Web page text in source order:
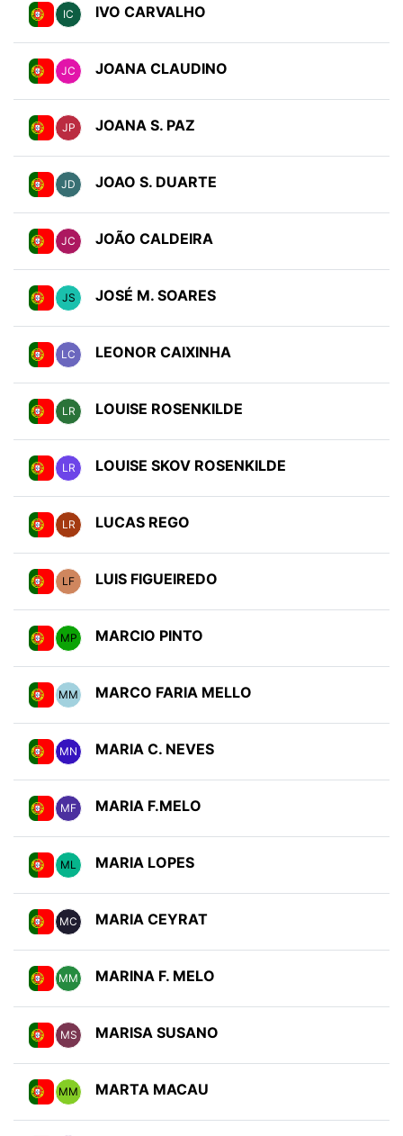
IC IVO CARVALHO
JC JOANA CLAUDINO
JP JOANA S. PAZ
JD JOAO S. DUARTE
JC JOÃO CALDEIRA
JS JOSÉ M. SOARES
LC LEONOR CAIXINHA
LR LOUISE ROSENKILDE
LR LOUISE SKOV ROSENKILDE
LR LUCAS REGO
LF LUIS FIGUEIREDO
MP MARCIO PINTO
MM MARCO FARIA MELLO
MN MARIA C. NEVES
MF MARIA F.MELO
ML MARIA LOPES
MC MARIA CEYRAT
MM MARINA F. MELO
MS MARISA SUSANO
MM MARTA MACAU